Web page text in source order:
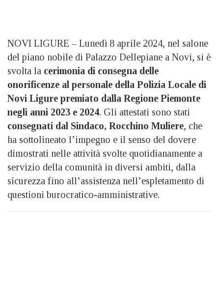
NOVI LIGURE – Lunedì 8 aprile 2024, nel salone
del piano nobile di Palazzo Dellepiane a Novi, si è
svolta la cerimonia di consegna delle
onorificenze al personale della Polizia Locale di
Novi Ligure premiato dalla Regione Piemonte
negli anni 2023 e 2024. Gli attestati sono stati
consegnati dal Sindaco, Rocchino Muliere, che
ha sottolineato l’impegno e il senso del dovere
dimostrati nelle attività svolte quotidianamente a
servizio della comunità in diversi ambiti, dalla
sicurezza fino all’assistenza nell’espletamento di
questioni burocratico-amministrative.